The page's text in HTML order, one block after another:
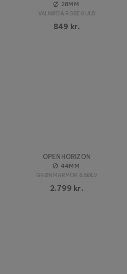
28MM
VALNØD & ROSE GULD
849 kr.
OPENHORIZON
44MM
GRØN MARMOR & SØLV
2.799 kr.